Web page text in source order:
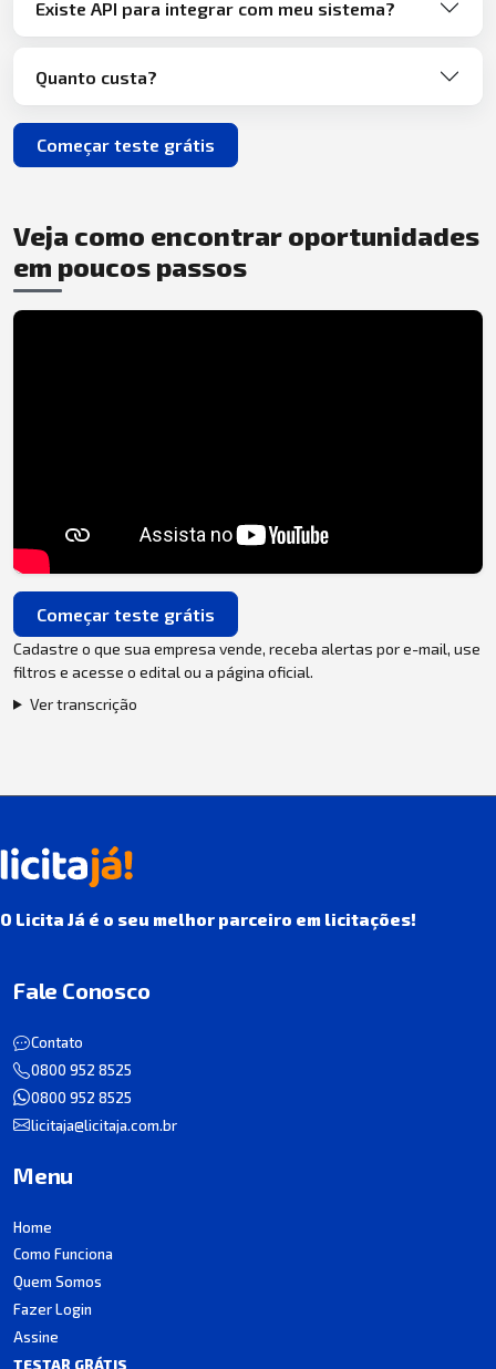
Existe API para integrar com meu sistema?
Quanto custa?
Começar teste grátis
Veja como encontrar oportunidades
em poucos passos
Começar teste grátis
Cadastre o que sua empresa vende, receba alertas por e-mail, use
filtros e acesse o edital ou a página oficial.
Ver transcrição
O Licita Já é o seu melhor parceiro em licitações!
Fale Conosco
Contato
0800 952 8525
0800 952 8525
licitaja@licitaja.com.br
Menu
Home
Como Funciona
Quem Somos
Fazer Login
Assine
TESTAR GRÁTIS